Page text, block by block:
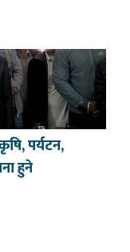
पर्यटन,
हुने